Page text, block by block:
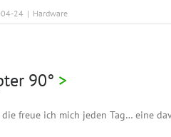
24 | Hardware
90°
freue ich mich jeden Tag… eine